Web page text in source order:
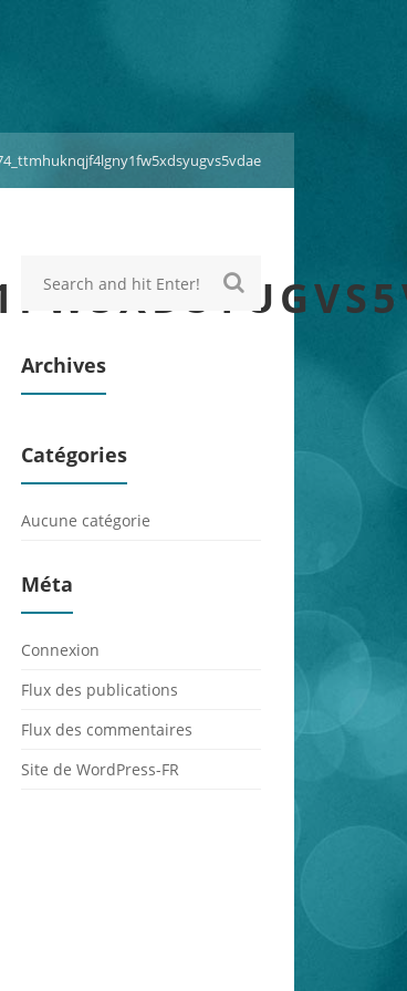
Archives
Catégories
Aucune catégorie
Méta
Connexion
Flux des publications
Flux des commentaires
Site de WordPress-FR